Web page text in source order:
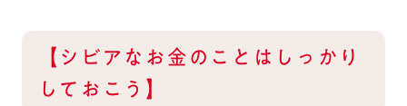
【シビアなお金のことはしっかり
しておこう】